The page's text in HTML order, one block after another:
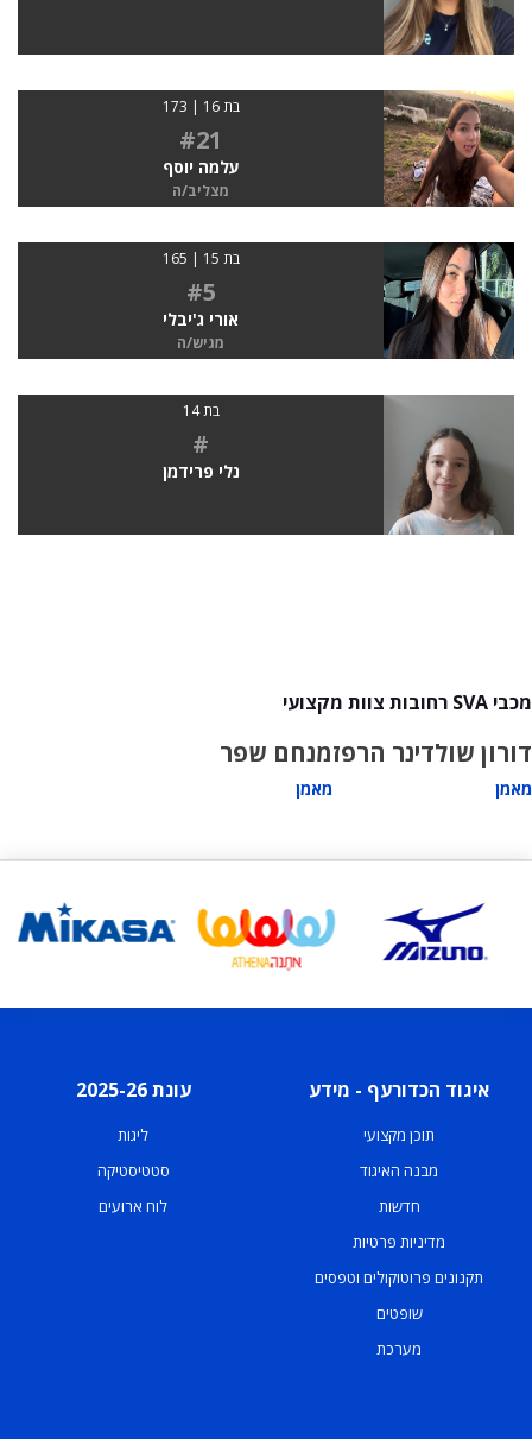
בת 16 | 173
#21
עלמה יוסף
מצליב/ה
בת 15 | 165
#5
אורי ג'יבלי
מגיש/ה
בת 14
#
נלי פרידמן
מכבי SVA רחובות צוות מקצועי
דורון שולדינר הרפז
מאמן
מנחם שפר
מאמן
איגוד הכדורעף - מידע
תוכן מקצועי
מבנה האיגוד
חדשות
מדיניות פרטיות
תקנונים פרוטוקולים וטפסים
שופטים
מערכת
עונת 2025-26
ליגות
סטטיסטיקה
לוח ארועים